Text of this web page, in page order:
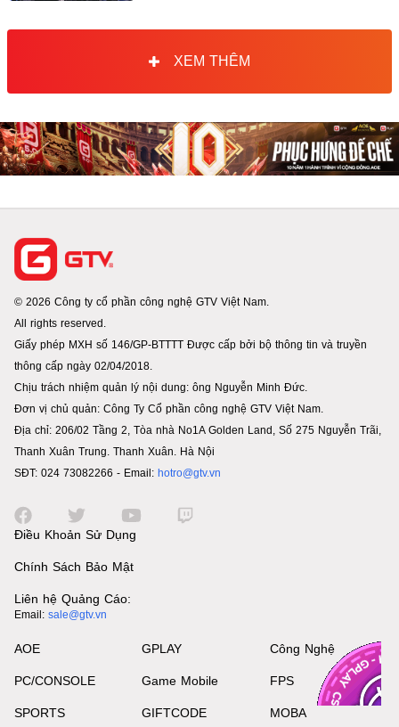
XEM THÊM
© 2026 Công ty cổ phần công nghệ GTV Việt Nam.
All rights reserved.
Giấy phép MXH số 146/GP-BTTTT Được cấp bởi bộ thông tin và truyền
thông cấp ngày 02/04/2018.
Chịu trách nhiệm quản lý nội dung: ông Nguyễn Minh Đức.
Đơn vị chủ quản: Công Ty Cổ phần công nghệ GTV Việt Nam.
Địa chỉ: 206/02 Tầng 2, Tòa nhà No1A Golden Land, Số 275 Nguyễn Trãi,
Thanh Xuân Trung. Thanh Xuân. Hà Nội
SĐT: 024 73082266 - Email: hotro@gtv.vn
Điều Khoản Sử Dụng
Chính Sách Bảo Mật
Liên hệ Quảng Cáo:
Email: sale@gtv.vn
AOE
PC/CONSOLE
SPORTS
GPLAY
Game Mobile
GIFTCODE
Công Nghệ
FPS
MOBA